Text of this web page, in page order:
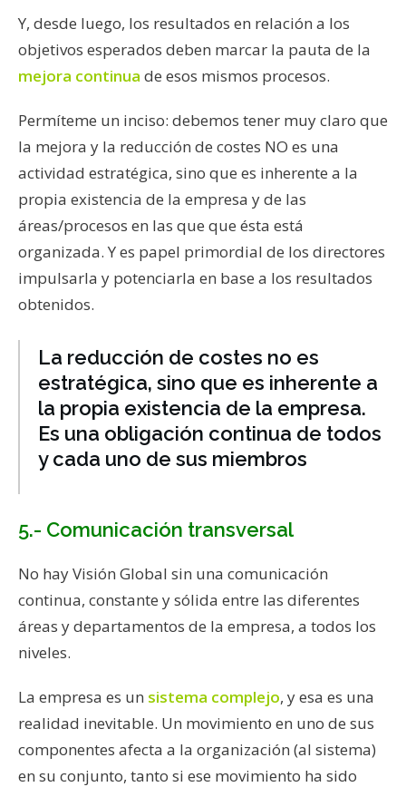
Y, desde luego, los resultados en relación a los
objetivos esperados deben marcar la pauta de la
mejora continua de esos mismos procesos.
Permíteme un inciso: debemos tener muy claro que
la mejora y la reducción de costes NO es una
actividad estratégica, sino que es inherente a la
propia existencia de la empresa y de las
áreas/procesos en las que que ésta está
organizada. Y es papel primordial de los directores
impulsarla y potenciarla en base a los resultados
obtenidos.
La reducción de costes no es
estratégica, sino que es inherente a
la propia existencia de la empresa.
Es una obligación continua de todos
y cada uno de sus miembros
5.- Comunicación transversal
No hay Visión Global sin una comunicación
continua, constante y sólida entre las diferentes
áreas y departamentos de la empresa, a todos los
niveles.
La empresa es un sistema complejo, y esa es una
realidad inevitable. Un movimiento en uno de sus
componentes afecta a la organización (al sistema)
en su conjunto, tanto si ese movimiento ha sido